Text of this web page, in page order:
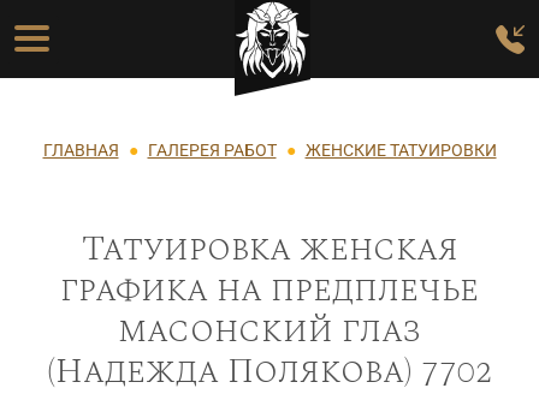
Перейти к основному содержанию
Основная навигация
Строка навигации
ГЛАВНАЯ ГАЛЕРЕЯ РАБОТ ЖЕНСКИЕ ТАТУИРОВКИ
Татуировка женская
графика на предплечье
масонский глаз
(Надежда Полякова) 7702